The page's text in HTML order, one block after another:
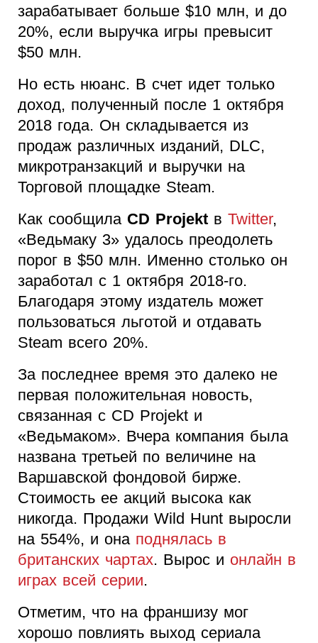
зарабатывает больше $10 млн, и до
20%, если выручка игры превысит
$50 млн.
Но есть нюанс. В счет идет только
доход, полученный после 1 октября
2018 года. Он складывается из
продаж различных изданий, DLC,
микротранзакций и выручки на
Торговой площадке Steam.
Как сообщила CD Projekt в Twitter,
«Ведьмаку 3» удалось преодолеть
порог в $50 млн. Именно столько он
заработал с 1 октября 2018-го.
Благодаря этому издатель может
пользоваться льготой и отдавать
Steam всего 20%.
За последнее время это далеко не
первая положительная новость,
связанная с CD Projekt и
«Ведьмаком». Вчера компания была
названа третьей по величине на
Варшавской фондовой бирже.
Стоимость ее акций высока как
никогда. Продажи Wild Hunt выросли
на 554%, и она поднялась в
британских чартах. Вырос и онлайн в
играх всей серии.
Отметим, что на франшизу мог
хорошо повлиять выход сериала